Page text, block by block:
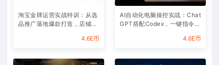
淘宝金牌运营实战特训：从选
品推广落地爆款打造，店铺运
4.6E币
AI自动化电脑操控实战：Chat
GPT搭配Codex，一键指令远
4.6E币